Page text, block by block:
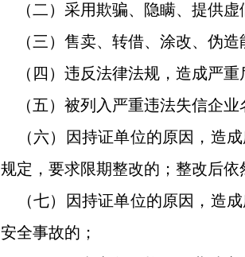
（二）采用欺骗、隐瞒、提供虚
（三）售卖、转借、涂改、伪造
（四）违反法律法规，造成严重
（五）被列入严重违法失信企业
（六）因持证单位的原因，造
规定，要求限期整改的；整改后
（七）因持证单位的原因，造
安全事故的；